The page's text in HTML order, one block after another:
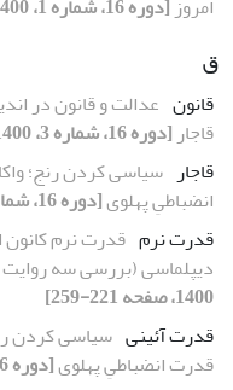
ق
قانون عدالت و قانون در
قاجار [دوره 16، شماره 3، 1400، صفحه 149-182]
قاجار سیاسی کردن رنج؛
انضباطیِ پهلوی[دوره 16، شماره 4، 1400، صفحه 49-80]
قدرت نرم قدرت نرم
دیپلماسی (بررسی سه روایت
1400، صفحه 221-259]
قدرت آئینی سیاسی کردن
قدرت انضباطیِ پهلوی[دوره 16، شماره 4، 1400، صفحه 49-80]